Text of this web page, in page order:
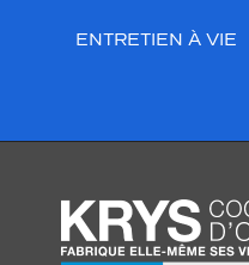
ENTRETIEN À VIE